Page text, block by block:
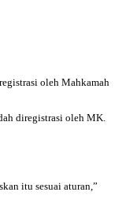
oleh Mahkamah
diregistrasi oleh MK.
itu sesuai aturan,”